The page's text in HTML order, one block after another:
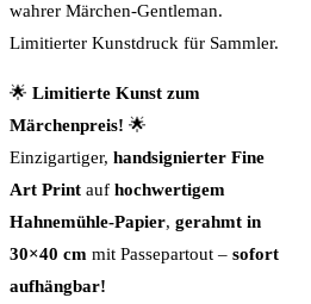
wahrer Märchen-Gentleman.
Limitierter Kunstdruck für Sammler.
🌟 Limitierte Kunst zum
Märchenpreis! 🌟
Einzigartiger, handsignierter Fine
Art Print auf hochwertigem
Hahnemühle-Papier, gerahmt in
30×40 cm mit Passepartout – sofort
aufhängbar!